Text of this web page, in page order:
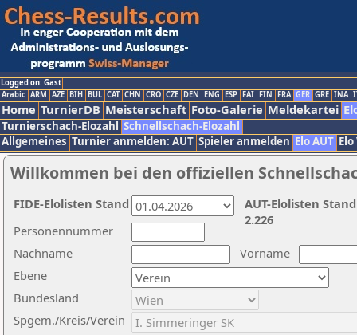
Logged on: Gast
Arabic ARM AZE BIH BUL CAT CHN CRO CZE DEN ENG ESP FAI FIN FRA GER GRE INA
Home TurnierDB Meisterschaft Foto-Galerie Meldekartei
Turnierschach-Elozahl Schnellschach-Elozahl
Allgemeines Turnier anmelden: AUT Spieler anmelden Elo AUT
Willkommen bei den offiziellen
Nachname
Vorname
Ebene
Personennummer
Bundesland
Spgem./Kreis/Verein
AUT-Elolisten
2.226
FIDE-Elolisten Stand